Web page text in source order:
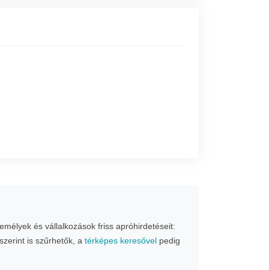
és vállalkozások friss apróhirdetéseit:
is szűrhetők, a térképes keresővel pedig